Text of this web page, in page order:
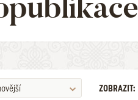
ZOBRAZIT: